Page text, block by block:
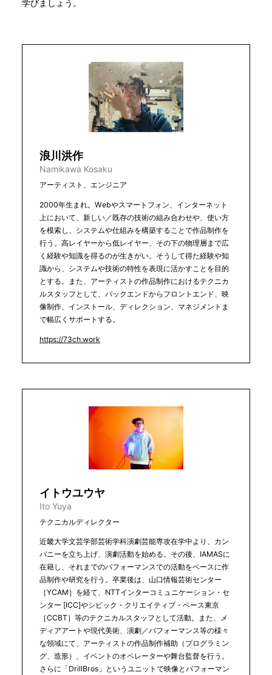
学びましょう。
浪川洪作
Namikawa Kosaku
アーティスト、エンジニア
2000年生まれ。Webやスマートフォン、インターネット
上において、新しい／既存の技術の組み合わせや、使い方
を模索し、システムや仕組みを構築することで作品制作を
行う。高レイヤーから低レイヤー、その下の物理層まで広
く経験や知識を得るのが生きがい。そうして得た経験や知
識から、システムや技術の特性を表現に活かすことを目的
とする。また、アーティストの作品制作におけるテクニカ
ルスタッフとして、バックエンドからフロントエンド、映
像制作、インストール、ディレクション、マネジメントま
で幅広くサポートする。
https://73ch.work
イトウユウヤ
Ito Yuya
テクニカルディレクター
近畿大学文芸学部芸術学科演劇芸能専攻在学中より、カン
パニーを立ち上げ、演劇活動を始める。その後、IAMASに
在籍し、それまでのパフォーマンスでの活動をベースに作
品制作や研究を行う。卒業後は、山口情報芸術センター
［YCAM］を経て、NTTインターコミュニケーション・セ
ンター [ICC]やシビック・クリエイティブ・ベース東京
［CCBT］等のテクニカルスタッフとして活動。また、メ
ディアアートや現代美術、演劇／パフォーマンス等の様々
な領域にて、アーティストの作品制作補助（プログラミン
グ、造形）、イベントのオペレーターや舞台監督を行う。
さらに「DrillBros」というユニットで映像とパフォーマン